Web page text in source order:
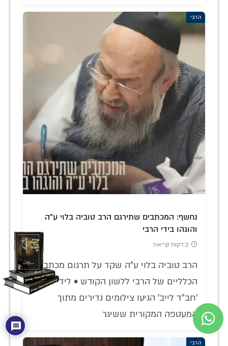
הרבי
נחשף: המכתבים שתירגם הרב טוביה בלוי ע"ה
והוגהו בידי הרבי
2 דקות קריאה
הרב טוביה בלוי ע"ה שקד על תרגום מכתביו
הכלליים של הרבי ללשון הקודש • לידי אתר
'חב"ד לייב' הגיעו צילומים נדירים מתוך
המעטפה המקורית ששיגר
הרבי